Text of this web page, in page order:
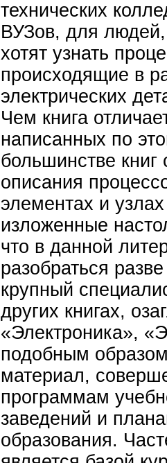
технических
ВУЗов, для
хотят узнать
происходящие в
электрических
Чем книга
написанных по
большинстве книг
описания
элементах и
изложенные
что в данной
разобраться
крупный
других книгах,
«Электроника»,
подобным
материал,
программам
заведений и
образования.